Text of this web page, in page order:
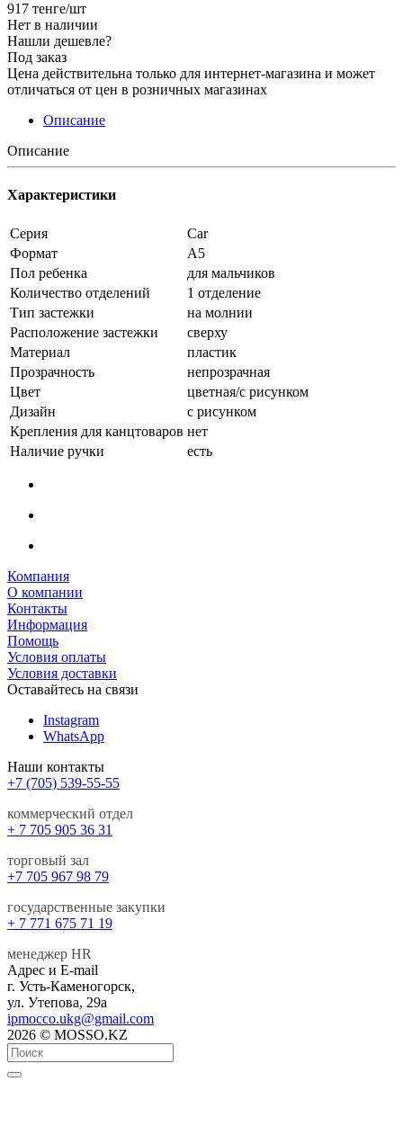
917 тенге/шт
Нет в наличии
Нашли дешевле?
Под заказ
Цена действительна только для интернет-магазина и может
отличаться от цен в розничных магазинах
Описание
Описание
Характеристики
Серия
Car
Формат
А5
Пол ребенка
для мальчиков
Количество отделений
1 отделение
Тип застежки
на молнии
Расположение застежки
сверху
Материал
пластик
Прозрачность
непрозрачная
Цвет
цветная/с рисунком
Дизайн
с рисунком
Крепления для канцтоваров нет
Наличие ручки
есть
Компания
О компании
Контакты
Информация
Помощь
Условия оплаты
Условия доставки
Оставайтесь на связи
Instagram
WhatsApp
Наши контакты
+7 (705) 539-55-55
коммерческий отдел
+ 7 705 905 36 31
торговый зал
+7 705 967 98 79
государственные закупки
+ 7 771 675 71 19
менеджер HR
Адрес и E-mail
г. Усть-Каменогорск,
ул. Утепова, 29а
ipmocco.ukg@gmail.com
2026 © MOSSO.KZ